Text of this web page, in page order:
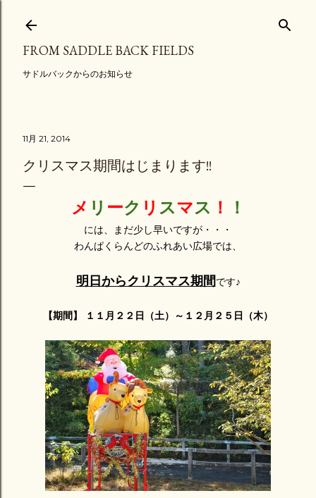
スキップしてメイン コンテンツに移動
FROM SADDLE BACK FIELDS
サドルバックからのお知らせ
11月 21, 2014
クリスマス期間はじまります!!
メ リ ーク リ スマス ！ ！
には、まだ少し早いですが・・・
わんぱくらんどのふれあい広場では、
明日からクリスマス期間です♪
【期間】 １１月２２日（土）～１２月２５日（木）